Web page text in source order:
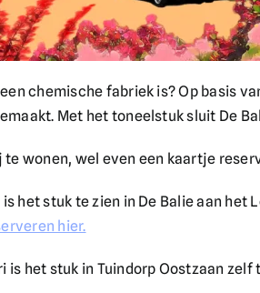
chemische fabriek is? Op basis
Met het toneelstuk sluit De
wonen, wel even een kaartje
het stuk te zien in De Balie aan het
hier.
is het stuk in Tuindorp Oostzaan